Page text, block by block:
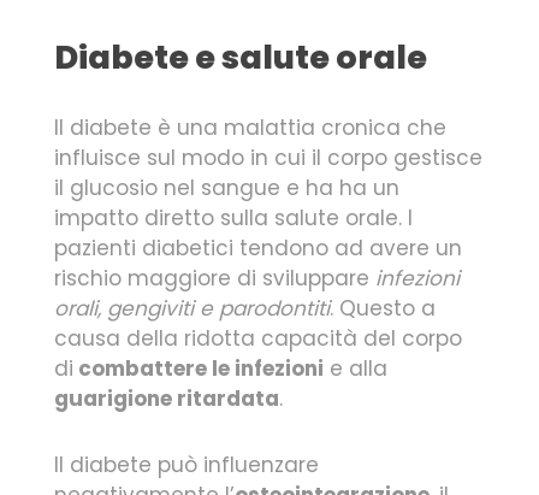
Diabete e salute orale
Il diabete è una malattia cronica che
influisce sul modo in cui il corpo gestisce
il glucosio nel sangue e ha ha un
impatto diretto sulla salute orale. I
pazienti diabetici tendono ad avere un
rischio maggiore di sviluppare infezioni
orali, gengiviti e parodontiti. Questo a
causa della ridotta capacità del corpo
di combattere le infezioni e alla
guarigione ritardata.
Il diabete può influenzare